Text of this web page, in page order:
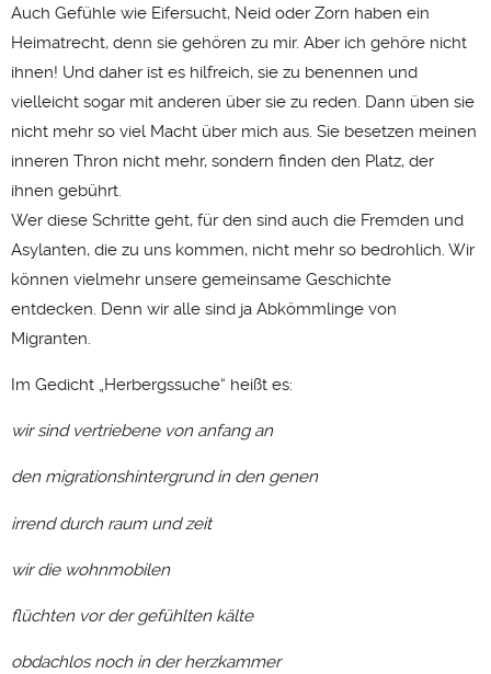
Auch Gefühle wie Eifersucht, Neid oder Zorn haben ein
Heimatrecht, denn sie gehören zu mir. Aber ich gehöre nicht
ihnen! Und daher ist es hilfreich, sie zu benennen und
vielleicht sogar mit anderen über sie zu reden. Dann üben sie
nicht mehr so viel Macht über mich aus. Sie besetzen meinen
inneren Thron nicht mehr, sondern finden den Platz, der
ihnen gebührt.
Wer diese Schritte geht, für den sind auch die Fremden und
Asylanten, die zu uns kommen, nicht mehr so bedrohlich. Wir
können vielmehr unsere gemeinsame Geschichte
entdecken. Denn wir alle sind ja Abkömmlinge von
Migranten.
Im Gedicht „Herbergssuche“ heißt es:
wir sind vertriebene von anfang an
den migrationshintergrund in den genen
irrend durch raum und zeit
wir die wohnmobilen
flüchten vor der gefühlten kälte
obdachlos noch in der herzkammer